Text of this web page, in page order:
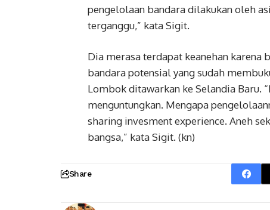
pengelolaan bandara dilakukan oleh
terganggu,” kata Sigit.
Dia merasa terdapat keanehan karena
bandara potensial yang sudah
Lombok ditawarkan ke Selandia Baru.
menguntungkan. Mengapa
sharing invesment experience. Aneh
bangsa,” kata Sigit. (kn)
Share